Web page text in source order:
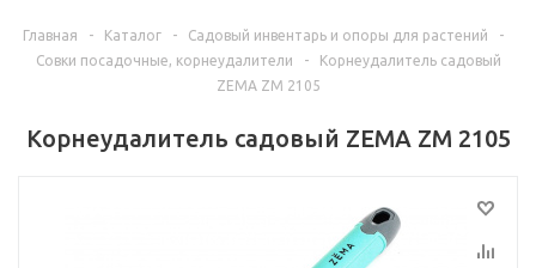
Главная - Каталог - Садовый инвентарь и опоры для растений
-
Совки посадочные, корнеудалители
-
Корнеудалитель садовый
ZEMA ZM 2105
Корнеудалитель садовый ZEMA ZM 2105